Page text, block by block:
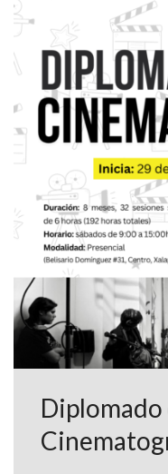
Diplomado